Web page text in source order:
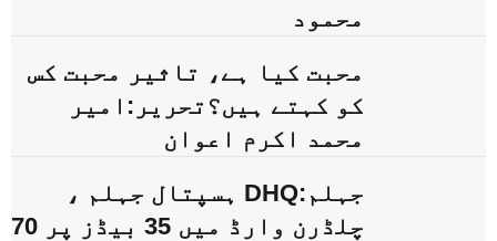
محمود
محبت کیا ہے، تاثیر محبت کس
کو کہتے ہیں؟تحریر:امیر
محمد اکرم اعوان
جہلم:DHQ ہسپتال جہلم ،
چلڈرن وارڈ میں 35 بیڈز پر 70